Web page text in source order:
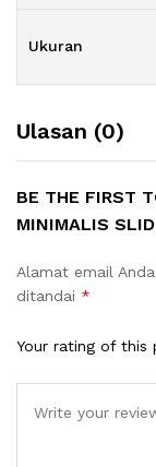
Ukuran
Ulasan (0)
BE THE FIRST
MINIMALIS
Alamat email
ditandai *
Your rating of this